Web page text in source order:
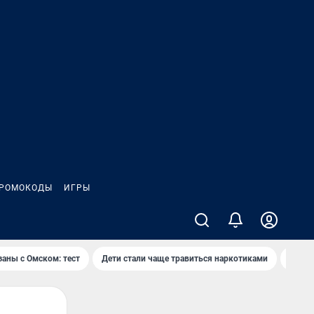
ИГРЫ
с Омском: тест Дети стали чаще травиться наркотиками